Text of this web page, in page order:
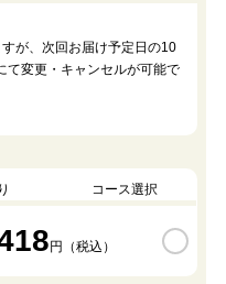
が、次回お届け予定日の10
て変更・キャンセルが可能で
コース選択
円（税込）